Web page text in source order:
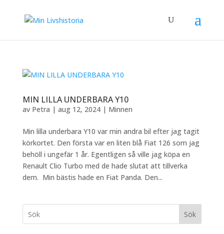
MIN LILLA UNDERBARA Y10
av Petra | aug 12, 2024| Minnen
Min lilla underbara Y10 var min andra bil efter jag tagit
körkortet. Den första var en liten blå Fiat 126 som jag
behöll i ungefär 1 år. Egentligen så ville jag köpa en
Renault Clio Turbo med de hade slutat att tillverka
dem. Min bästis hade en Fiat Panda. Den...
Sök